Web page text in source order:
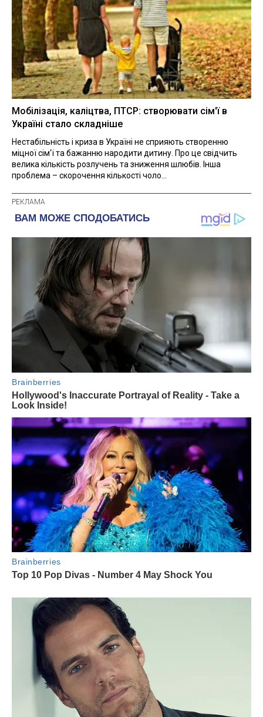
Мобілізація, каліцтва, ПТСР: створювати сім'ї в
Україні стало складніше
Нестабільність і криза в Україні не сприяють створенню
міцної сім'ї та бажанню народити дитину. Про це свідчить
велика кількість розлучень та зниження шлюбів. Інша
проблема – скорочення кількості чоло...